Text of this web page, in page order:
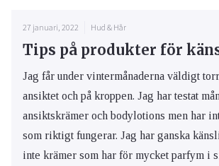
27 januari, 2022 Hud & Hår
Tips på produkter för
Jag får under vintermånaderna väldigt
ansiktet och på kroppen. Jag har testat
ansiktskrämer och bodylotions men har
som riktigt fungerar. Jag har ganska
inte krämer som har för mycket parfym i